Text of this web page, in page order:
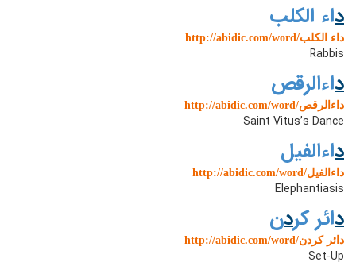
داء الکلب
http://abidic.com/word/داء الکلب
Rabbis
داءالرقص
http://abidic.com/word/داءالرقص
Saint Vitus’s Dance
داءالفیل
http://abidic.com/word/داءالفیل
Elephantiasis
دائر کردن
http://abidic.com/word/دائر کردن
Set-Up